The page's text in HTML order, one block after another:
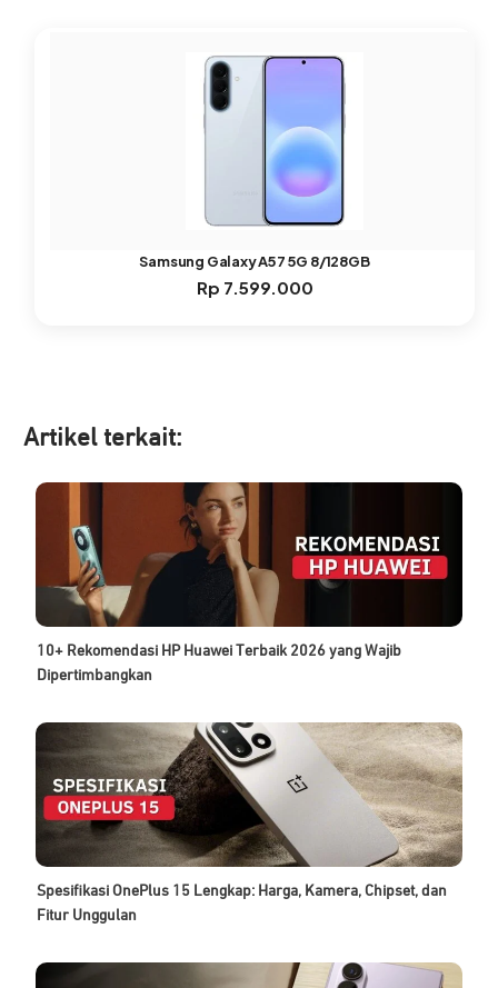
Samsung Galaxy A57 5G 8/128GB
Rp 7.599.000
Artikel terkait:
10+ Rekomendasi HP Huawei Terbaik 2026 yang Wajib
Dipertimbangkan
Spesifikasi OnePlus 15 Lengkap: Harga, Kamera, Chipset, dan
Fitur Unggulan